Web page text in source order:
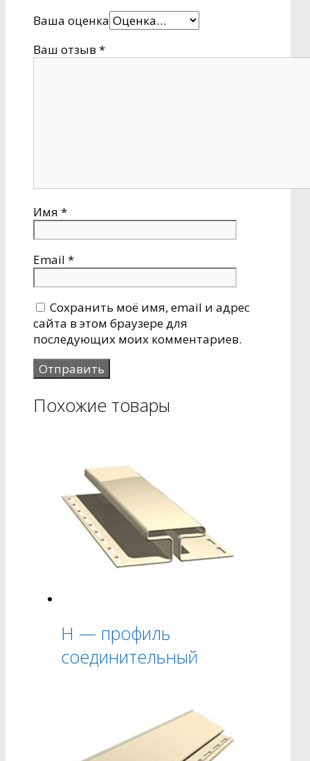
Ваша оценка
Ваш отзыв *
Имя *
Email *
Сохранить моё имя, email и адрес
сайта в этом браузере для
последующих моих комментариев.
Похожие товары
H — профиль
соединительный